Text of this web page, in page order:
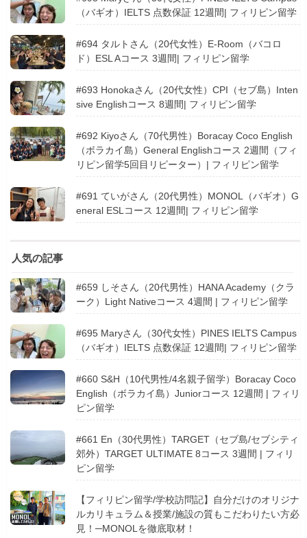
（バギオ）IELTS 点数保証 12週間| フィリピン留学
#694 タルトさん（20代女性）E-Room（バコロ
ド）ESL Aコース 3週間| フィリピン留学
#693 Honokaさん（20代女性）CPI（セブ島）Inten
sive Englishコース 8週間| フィリピン留学
#692 Kiyoさん（70代男性）Boracay Coco English
（ボラカイ島）General Englishコース 2週間（フィ
リピン留学5回目リピーター）| フィリピン留学
#691 ていがさん（20代男性）MONOL（バギオ）G
eneral ESLコース 12週間| フィリピン留学
人気の記事
#659 しそさん（20代男性）HANA Academy（クラ
ーク）Light Nativeコース 4週間 | フィリピン留学
#695 Maryさん（30代女性）PINES IELTS Campus
（バギオ）IELTS 点数保証 12週間| フィリピン留学
#660 S&H（10代男性/4名親子留学）Boracay Coco
English（ボラカイ島）Juniorコース 12週間 | フィリ
ピン留学
#661 En（30代男性）TARGET（セブ島/セブシティ
郊外）TARGET ULTIMATE 8コース 3週間 | フィリ
ピン留学
【フィリピン留学/学校訪問記】自分だけのオリジナ
ルカリキュラム＆授業/施設の質もこだわりたい方必
見！─MONOLを徹底取材！